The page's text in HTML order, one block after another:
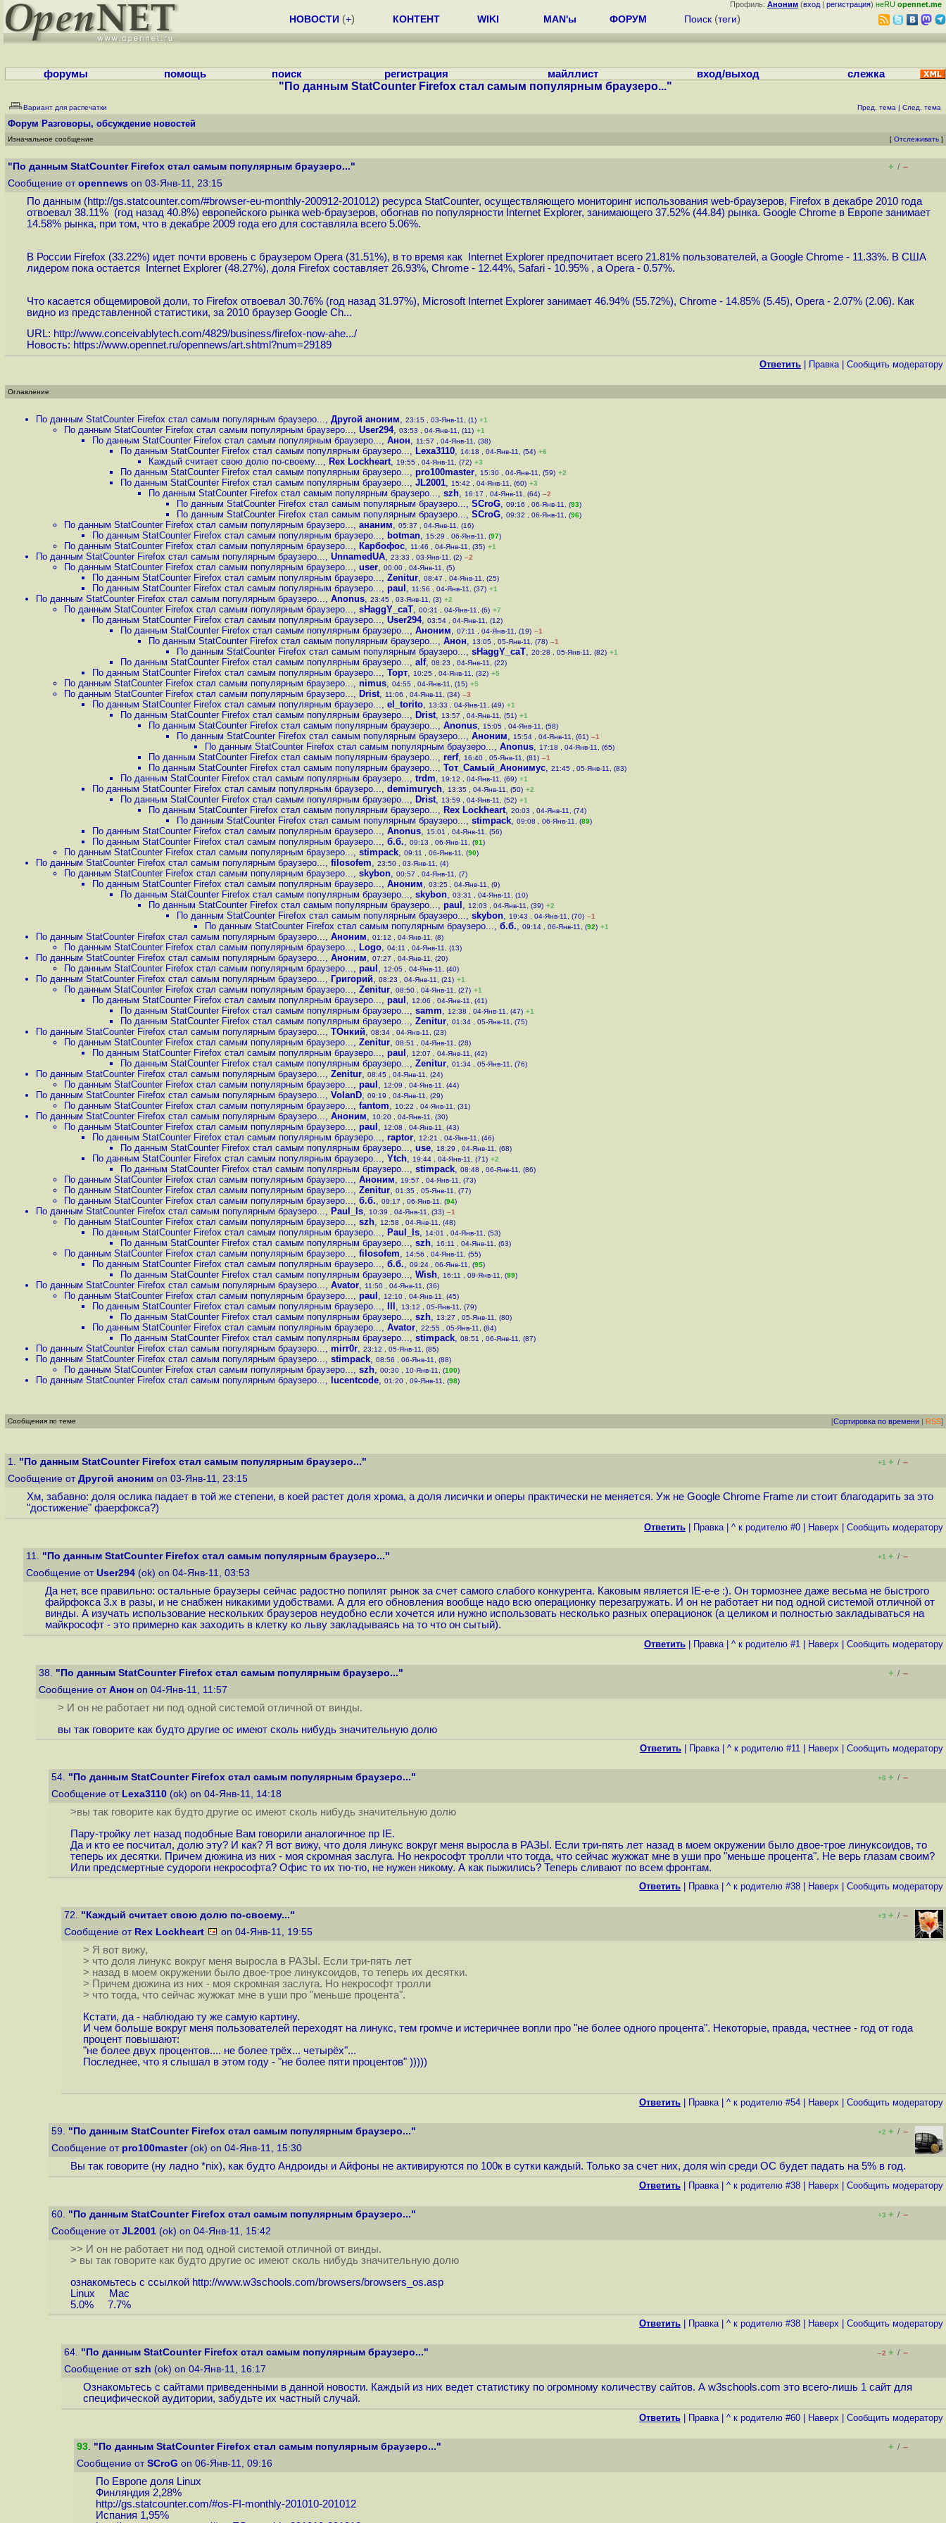
Профиль: Аноним (вход | регистрация) неRU opennet.me
НОВОСТИ (+) КОНТЕНТ WIKI MAN'ы ФОРУМ Поиск (теги)
форумы помощь поиск регистрация майллист вход/выход слежка
"По данным StatCounter Firefox стал самым популярным браузеро..."
Вариант для распечатки Пред. тема | След. тема
Форум Разговоры, обсуждение новостей
Изначальное сообщение [ Отслеживать ]
"По данным StatCounter Firefox стал самым популярным браузеро..." + / –
Сообщение от opennews on 03-Янв-11, 23:15
По данным (http://gs.statcounter.com/#browser-eu-monthly-200912-201012) ресурса StatCounter, осуществляющего мониторинг использования web-браузеров, Firefox в декабре 2010 года
отвоевал 38.11% (год назад 40.8%) европейского рынка web-браузеров, обогнав по популярности Internet Explorer, занимающего 37.52% (44.84) рынка. Google Chrome в Европе занимает
14.58% рынка, при том, что в декабре 2009 года его для составляла всего 5.06%.
В России Firefox (33.22%) идет почти вровень с браузером Opera (31.51%), в то время как Internet Explorer предпочитает всего 21.81% пользователей, а Google Chrome - 11.33%. В США
лидером пока остается Internet Explorer (48.27%), доля Firefox составляет 26.93%, Chrome - 12.44%, Safari - 10.95% , а Opera - 0.57%.
Что касается общемировой доли, то Firefox отвоевал 30.76% (год назад 31.97%), Microsoft Internet Explorer занимает 46.94% (55.72%), Chrome - 14.85% (5.45), Opera - 2.07% (2.06). Как
видно из представленной статистики, за 2010 браузер Google Ch...
URL: http://www.conceivablytech.com/4829/business/firefox-now-ahe.../
Новость: https://www.opennet.ru/opennews/art.shtml?num=29189
Ответить Правка| Cообщить модератору
Оглавление
По данным StatCounter Firefox стал самым популярным браузеро..., Другой аноним, 23:15 , 03-Янв-11, (1) +1
По данным StatCounter Firefox стал самым популярным браузеро..., User294, 03:53 , 04-Янв-11, (11) +1
По данным StatCounter Firefox стал самым популярным браузеро..., Анон, 11:57 , 04-Янв-11, (38)
По данным StatCounter Firefox стал самым популярным браузеро..., Lexa3110, 14:18 , 04-Янв-11, (54) +6
Каждый считает свою долю по-своему..., Rex Lockheart, 19:55 , 04-Янв-11, (72) +3
По данным StatCounter Firefox стал самым популярным браузеро..., pro100master, 15:30 , 04-Янв-11, (59) +2
По данным StatCounter Firefox стал самым популярным браузеро..., JL2001, 15:42 , 04-Янв-11, (60) +3
По данным StatCounter Firefox стал самым популярным браузеро..., szh, 16:17 , 04-Янв-11, (64) –2
По данным StatCounter Firefox стал самым популярным браузеро..., SCroG, 09:16 , 06-Янв-11, (93)
По данным StatCounter Firefox стал самым популярным браузеро..., SCroG, 09:32 , 06-Янв-11, (96)
По данным StatCounter Firefox стал самым популярным браузеро..., ананим, 05:37 , 04-Янв-11, (16)
По данным StatCounter Firefox стал самым популярным браузеро..., botman, 15:29 , 06-Янв-11, (97)
По данным StatCounter Firefox стал самым популярным браузеро..., Карбофос, 11:46 , 04-Янв-11, (35) +1
По данным StatCounter Firefox стал самым популярным браузеро..., UnnamedUA, 23:33 , 03-Янв-11, (2) –2
По данным StatCounter Firefox стал самым популярным браузеро..., user, 00:00 , 04-Янв-11, (5)
По данным StatCounter Firefox стал самым популярным браузеро..., Zenitur, 08:47 , 04-Янв-11, (25)
По данным StatCounter Firefox стал самым популярным браузеро..., paul , 11:56 , 04-Янв-11, (37) +1
По данным StatCounter Firefox стал самым популярным браузеро..., Anonus, 23:45 , 03-Янв-11, (3) +2
По данным StatCounter Firefox стал самым популярным браузеро..., sHaggY_caT, 00:31 , 04-Янв-11, (6) +7
По данным StatCounter Firefox стал самым популярным браузеро..., User294, 03:54 , 04-Янв-11, (12)
По данным StatCounter Firefox стал самым популярным браузеро..., Аноним, 07:11 , 04-Янв-11, (19) –1
По данным StatCounter Firefox стал самым популярным браузеро..., Анон, 13:05 , 05-Янв-11, (78) –1
По данным StatCounter Firefox стал самым популярным браузеро..., sHaggY_caT, 20:28 , 05-Янв-11, (82) +1
По данным StatCounter Firefox стал самым популярным браузеро..., alf, 08:23 , 04-Янв-11, (22)
По данным StatCounter Firefox стал самым популярным браузеро..., Торт, 10:25 , 04-Янв-11, (32) +5
По данным StatCounter Firefox стал самым популярным браузеро..., nimus, 04:55 , 04-Янв-11, (15) +5
По данным StatCounter Firefox стал самым популярным браузеро..., Drist, 11:06 , 04-Янв-11, (34) –3
По данным StatCounter Firefox стал самым популярным браузеро..., el_torito, 13:33 , 04-Янв-11, (49) +1
По данным StatCounter Firefox стал самым популярным браузеро..., Drist, 13:57 , 04-Янв-11, (51) +1
По данным StatCounter Firefox стал самым популярным браузеро..., Anonus, 15:05 , 04-Янв-11, (58)
По данным StatCounter Firefox стал самым популярным браузеро..., Аноним, 15:54 , 04-Янв-11, (61) –1
По данным StatCounter Firefox стал самым популярным браузеро..., Anonus, 17:18 , 04-Янв-11, (65)
По данным StatCounter Firefox стал самым популярным браузеро..., rerf, 16:40 , 05-Янв-11, (81) –1
По данным StatCounter Firefox стал самым популярным браузеро..., Тот_Самый_Анонимус, 21:45 , 05-Янв-11, (83)
По данным StatCounter Firefox стал самым популярным браузеро..., trdm, 19:12 , 04-Янв-11, (69) +1
По данным StatCounter Firefox стал самым популярным браузеро..., demimurych, 13:35 , 04-Янв-11, (50) +2
По данным StatCounter Firefox стал самым популярным браузеро..., Drist, 13:59 , 04-Янв-11, (52) +1
По данным StatCounter Firefox стал самым популярным браузеро..., Rex Lockheart, 20:03 , 04-Янв-11, (74)
По данным StatCounter Firefox стал самым популярным браузеро..., stimpack, 09:08 , 06-Янв-11, (89)
По данным StatCounter Firefox стал самым популярным браузеро..., Anonus, 15:01 , 04-Янв-11, (56)
По данным StatCounter Firefox стал самым популярным браузеро..., б.б., 09:13 , 06-Янв-11, (91)
По данным StatCounter Firefox стал самым популярным браузеро..., stimpack, 09:11 , 06-Янв-11, (90)
По данным StatCounter Firefox стал самым популярным браузеро..., filosofem, 23:50 , 03-Янв-11, (4)
По данным StatCounter Firefox стал самым популярным браузеро..., skybon, 00:57 , 04-Янв-11, (7)
По данным StatCounter Firefox стал самым популярным браузеро..., Аноним, 03:25 , 04-Янв-11, (9)
По данным StatCounter Firefox стал самым популярным браузеро..., skybon, 03:31 , 04-Янв-11, (10)
По данным StatCounter Firefox стал самым популярным браузеро..., paul , 12:03 , 04-Янв-11, (39) +2
По данным StatCounter Firefox стал самым популярным браузеро..., skybon, 19:43 , 04-Янв-11, (70) –1
По данным StatCounter Firefox стал самым популярным браузеро..., б.б., 09:14 , 06-Янв-11, (92) +1
По данным StatCounter Firefox стал самым популярным браузеро..., Аноним, 01:12 , 04-Янв-11, (8)
По данным StatCounter Firefox стал самым популярным браузеро..., Logo, 04:11 , 04-Янв-11, (13)
По данным StatCounter Firefox стал самым популярным браузеро..., Аноним, 07:27 , 04-Янв-11, (20)
По данным StatCounter Firefox стал самым популярным браузеро..., paul , 12:05 , 04-Янв-11, (40)
По данным StatCounter Firefox стал самым популярным браузеро..., Григорий, 08:23 , 04-Янв-11, (21) +1
По данным StatCounter Firefox стал самым популярным браузеро..., Zenitur, 08:50 , 04-Янв-11, (27) +1
По данным StatCounter Firefox стал самым популярным браузеро..., paul , 12:06 , 04-Янв-11, (41)
По данным StatCounter Firefox стал самым популярным браузеро..., samm, 12:38 , 04-Янв-11, (47) +1
По данным StatCounter Firefox стал самым популярным браузеро..., Zenitur, 01:34 , 05-Янв-11, (75)
По данным StatCounter Firefox стал самым популярным браузеро..., ТОнкий, 08:34 , 04-Янв-11, (23)
По данным StatCounter Firefox стал самым популярным браузеро..., Zenitur, 08:51 , 04-Янв-11, (28)
По данным StatCounter Firefox стал самым популярным браузеро..., paul , 12:07 , 04-Янв-11, (42)
По данным StatCounter Firefox стал самым популярным браузеро..., Zenitur, 01:34 , 05-Янв-11, (76)
По данным StatCounter Firefox стал самым популярным браузеро..., Zenitur, 08:45 , 04-Янв-11, (24)
По данным StatCounter Firefox стал самым популярным браузеро..., paul , 12:09 , 04-Янв-11, (44)
По данным StatCounter Firefox стал самым популярным браузеро..., VolanD, 09:19 , 04-Янв-11, (29)
По данным StatCounter Firefox стал самым популярным браузеро..., fantom, 10:22 , 04-Янв-11, (31)
По данным StatCounter Firefox стал самым популярным браузеро..., Аноним, 10:20 , 04-Янв-11, (30)
По данным StatCounter Firefox стал самым популярным браузеро..., paul , 12:08 , 04-Янв-11, (43)
По данным StatCounter Firefox стал самым популярным браузеро..., raptor, 12:21 , 04-Янв-11, (46)
По данным StatCounter Firefox стал самым популярным браузеро..., use, 18:29 , 04-Янв-11, (68)
По данным StatCounter Firefox стал самым популярным браузеро..., Ytch, 19:44 , 04-Янв-11, (71) +2
По данным StatCounter Firefox стал самым популярным браузеро..., stimpack, 08:48 , 06-Янв-11, (86)
По данным StatCounter Firefox стал самым популярным браузеро..., Аноним, 19:57 , 04-Янв-11, (73)
По данным StatCounter Firefox стал самым популярным браузеро..., Zenitur, 01:35 , 05-Янв-11, (77)
По данным StatCounter Firefox стал самым популярным браузеро..., б.б., 09:17 , 06-Янв-11, (94)
По данным StatCounter Firefox стал самым популярным браузеро..., Paul_ls, 10:39 , 04-Янв-11, (33) –1
По данным StatCounter Firefox стал самым популярным браузеро..., szh, 12:58 , 04-Янв-11, (48)
По данным StatCounter Firefox стал самым популярным браузеро..., Paul_ls, 14:01 , 04-Янв-11, (53)
По данным StatCounter Firefox стал самым популярным браузеро..., szh, 16:11 , 04-Янв-11, (63)
По данным StatCounter Firefox стал самым популярным браузеро..., filosofem, 14:56 , 04-Янв-11, (55)
По данным StatCounter Firefox стал самым популярным браузеро..., б.б., 09:24 , 06-Янв-11, (95)
По данным StatCounter Firefox стал самым популярным браузеро..., Wish, 16:11 , 09-Янв-11, (99)
По данным StatCounter Firefox стал самым популярным браузеро..., Avator, 11:50 , 04-Янв-11, (36)
По данным StatCounter Firefox стал самым популярным браузеро..., paul , 12:10 , 04-Янв-11, (45)
По данным StatCounter Firefox стал самым популярным браузеро..., , 13:12 , 05-Янв-11, (79)
По данным StatCounter Firefox стал самым популярным браузеро..., szh, 13:27 , 05-Янв-11, (80)
По данным StatCounter Firefox стал самым популярным браузеро..., Avator, 22:55 , 05-Янв-11, (84)
По данным StatCounter Firefox стал самым популярным браузеро..., stimpack, 08:51 , 06-Янв-11, (87)
По данным StatCounter Firefox стал самым популярным браузеро..., mirr0r, 23:12 , 05-Янв-11, (85)
По данным StatCounter Firefox стал самым популярным браузеро..., stimpack, 08:56 , 06-Янв-11, (88)
По данным StatCounter Firefox стал самым популярным браузеро..., szh, 00:30 , 10-Янв-11, (100)
По данным StatCounter Firefox стал самым популярным браузеро..., lucentcode, 01:20 , 09-Янв-11, (98)
Сообщения по теме [Сортировка по времени | RSS]
1. "По данным StatCounter Firefox стал самым популярным браузеро..." +1 + / –
Сообщение от Другой аноним on 03-Янв-11, 23:15
Хм, забавно: доля ослика падает в той же степени, в коей растет доля хрома, а доля лисички и оперы практически не меняется. Уж не Google Chrome Frame ли стоит благодарить за это
"достижение" фаерфокса?)
Ответить Правка| ^ к родителю #0 Наверх Cообщить модератору
11. "По данным StatCounter Firefox стал самым популярным браузеро..." +1 + / –
Сообщение от User294 (ok) on 04-Янв-11, 03:53
Да нет, все правильно: остальные браузеры сейчас радостно попилят рынок за счет самого слабого конкурента. Каковым является IE-e-e :). Он тормознее даже весьма не быстрого
файрфокса 3.х в разы, и не снабжен никакими удобствами. А для его обновления вообще надо всю операционку перезагружать. И он не работает ни под одной системой отличной от
винды. А изучать использование нескольких браузеров неудобно если хочется или нужно использовать несколько разных операционок (а целиком и полностью закладываться на
майкрософт - это примерно как заходить в клетку ко льву закладываясь на то что он сытый).
Ответить Правка| ^ к родителю #1 Наверх Cообщить модератору
38. "По данным StatCounter Firefox стал самым популярным браузеро..." + / –
Сообщение от Анон on 04-Янв-11, 11:57
> И он не работает ни под одной системой отличной от винды.
вы так говорите как будто другие ос имеют сколь нибудь значительную долю
Ответить Правка| ^ к родителю #11 Наверх Cообщить модератору
54. "По данным StatCounter Firefox стал самым популярным браузеро..." +6 + / –
Сообщение от Lexa3110 (ok) on 04-Янв-11, 14:18
>вы так говорите как будто другие ос имеют сколь нибудь значительную долю
Пару-тройку лет назад подобные Вам говорили аналогичное пр IE.
Да и кто ее посчитал, долю эту? И как? Я вот вижу, что доля линукс вокруг меня выросла в РАЗЫ. Если три-пять лет назад в моем окружении было двое-трое линуксоидов, то
теперь их десятки. Причем дюжина из них - моя скромная заслуга. Но некрософт тролли что тогда, что сейчас жужжат мне в уши про "меньше процента". Не верь глазам своим?
Или предсмертные судороги некрософта? Офис то их тю-тю, не нужен никому. А как пыжились? Теперь сливают по всем фронтам.
Ответить Правка| ^ к родителю #38 Наверх Cообщить модератору
72. "Каждый считает свою долю по-своему..." +3 + / –
Сообщение от Rex Lockheart on 04-Янв-11, 19:55
> Я вот вижу,
> что доля линукс вокруг меня выросла в РАЗЫ. Если три-пять лет
> назад в моем окружении было двое-трое линуксоидов, то теперь их десятки.
> Причем дюжина из них - моя скромная заслуга. Но некрософт тролли
> что тогда, что сейчас жужжат мне в уши про "меньше процента".
Кстати, да - наблюдаю ту же самую картину.
И чем больше вокруг меня пользователей переходят на линукс, тем громче и истеричнее вопли про "не более одного процента". Некоторые, правда, честнее - год от года
процент повышают:
"не более двух процентов.... не более трёх... четырёх"...
Последнее, что я слышал в этом году - "не более пяти процентов" )))))
Ответить Правка| ^ к родителю #54 Наверх Cообщить модератору
59. "По данным StatCounter Firefox стал самым популярным браузеро..." +2 + / –
Сообщение от pro100master(ok) on 04-Янв-11, 15:30
Вы так говорите (ну ладно *nix), как будто Андроиды и Айфоны не активируются по 100к в сутки каждый. Только за счет них, доля win среди ОС будет падать на 5% в год.
Ответить Правка| ^ к родителю #38 Наверх Cообщить модератору
60. "По данным StatCounter Firefox стал самым популярным браузеро..." +3 + / –
Сообщение от JL2001 (ok) on 04-Янв-11, 15:42
>> И он не работает ни под одной системой отличной от винды.
> вы так говорите как будто другие ос имеют сколь нибудь значительную долю
ознакомьтесь с ссылкой http://www.w3schools.com/browsers/browsers_os.asp
Linux Mac
5.0% 7.7%
Ответить Правка| ^ к родителю #38 Наверх Cообщить модератору
64. "По данным StatCounter Firefox стал самым популярным браузеро..." –2 + / –
Сообщение от szh (ok) on 04-Янв-11, 16:17
Ознакомьтесь с сайтами приведенными в данной новости. Каждый из них ведет статистику по огромному количеству сайтов. А w3schools.com это всего-лишь 1 сайт для
специфической аудитории, забудьте их частный случай.
Ответить Правка| ^ к родителю #60 Наверх Cообщить модератору
93. "По данным StatCounter Firefox стал самым популярным браузеро..." + / –
Сообщение от SCroG on 06-Янв-11, 09:16
По Европе доля Linux
Финляндия 2,28%
http://gs.statcounter.com/#os-FI-monthly-201010-201012
Испания 1,95%